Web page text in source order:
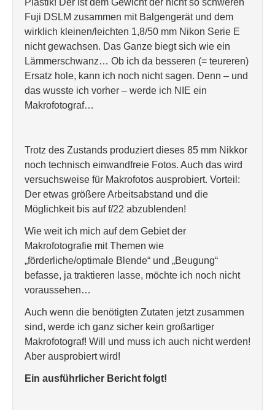
Plastik! Der ist dem Gewicht der nicht so schweren
Fuji DSLM zusammen mit Balgengerät und dem
wirklich kleinen/leichten 1,8/50 mm Nikon Serie E
nicht gewachsen. Das Ganze biegt sich wie ein
Lämmerschwanz… Ob ich da besseren (= teureren)
Ersatz hole, kann ich noch nicht sagen. Denn – und
das wusste ich vorher – werde ich NIE ein
Makrofotograf…
Trotz des Zustands produziert dieses 85 mm Nikkor
noch technisch einwandfreie Fotos. Auch das wird
versuchsweise für Makrofotos ausprobiert. Vorteil:
Der etwas größere Arbeitsabstand und die
Möglichkeit bis auf f/22 abzublenden!
Wie weit ich mich auf dem Gebiet der
Makrofotografie mit Themen wie
„förderliche/optimale Blende“ und „Beugung“
befasse, ja traktieren lasse, möchte ich noch nicht
voraussehen…
Auch wenn die benötigten Zutaten jetzt zusammen
sind, werde ich ganz sicher kein großartiger
Makrofotograf! Will und muss ich auch nicht werden!
Aber ausprobiert wird!
Ein ausführlicher Bericht folgt!